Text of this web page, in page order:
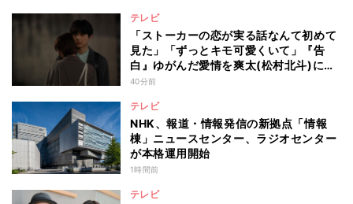
テレビ
「ストーカーの恋が実る話なんて初めて
見た」「ずっとキモ可愛くいて」『告
白』ゆがんだ愛情を爽太(松村北斗)に向
ける視聴者の声
40分前
テレビ
NHK、報道・情報発信の新拠点「情報
棟」ニュースセンター、ラジオセンター
が本格運用開始
1時間前
テレビ